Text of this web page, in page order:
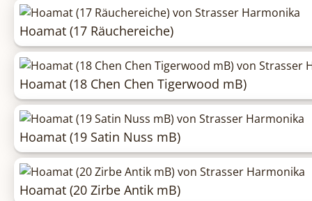
Hoamat (17 Räuchereiche)
Hoamat (18 Chen Chen Tigerwood mB)
Hoamat (19 Satin Nuss mB)
Hoamat (20 Zirbe Antik mB)